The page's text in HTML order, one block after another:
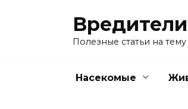
Вредители
Полезные статьи на
Насекомые